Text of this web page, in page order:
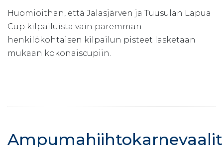
Huomioithan, että Jalasjärven ja Tuusulan Lapua
Cup kilpailuista vain paremman
henkilökohtaisen kilpailun pisteet lasketaan
mukaan kokonaiscupiin.
Ampumahiihtokarnevaalit